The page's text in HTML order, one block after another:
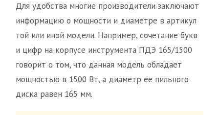
Для удобства многие производители заключают
информацию о мощности и диаметре в артикул
той или иной модели. Например, сочетание букв
и цифр на корпусе инструмента ПДЭ 165/1500
говорит о том, что данная модель обладает
мощностью в 1500 Вт, а диаметр ее пильного
диска равен 165 мм.